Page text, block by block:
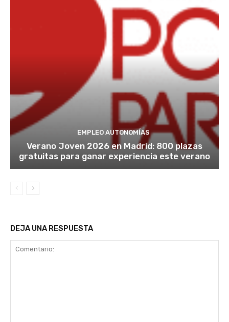
EMPLEO AUTONOMÍAS
Verano Joven 2026 en Madrid: 800 plazas
gratuitas para ganar experiencia este verano
DEJA UNA RESPUESTA